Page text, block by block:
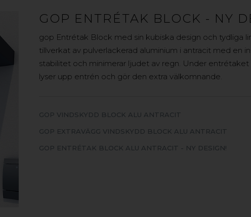
GOP ENTRÉTAK BLOCK - NY
gop Entrétak Block med sin kubiska design och tydliga
tillverkat av pulverlackerad aluminium i antracit med en
stabilitet och minimerar ljudet av regn. Under
lyser upp entrén och gör den extra välkomnande.
GOP VINDSKYDD BLOCK ALU ANTRACIT
GOP EXTRAVÄGG VINDSKYDD BLOCK ALU ANTRACIT
GOP ENTRÉTAK BLOCK ALU ANTRACIT - NY DESIGN!